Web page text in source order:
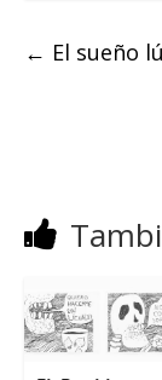
← El sueño